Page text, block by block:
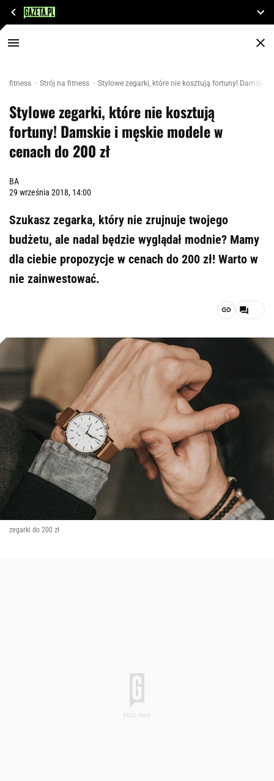
fitness Strój na fitness Stylowe zegarki, które nie kosztują fortuny! Damskie
Stylowe zegarki, które nie kosztują
fortuny! Damskie i męskie modele w
cenach do 200 zł
BA
29 września 2018, 14:00
Szukasz zegarka, który nie zrujnuje twojego
budżetu, ale nadal będzie wyglądał modnie? Mamy
dla ciebie propozycje w cenach do 200 zł! Warto w
nie zainwestować.
zegarki do 200 zł